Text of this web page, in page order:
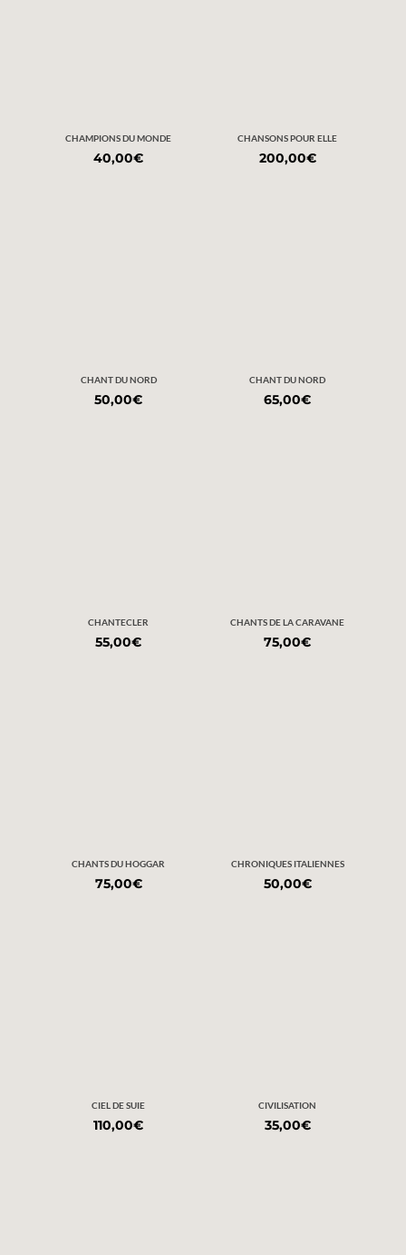
CHAMPIONS DU MONDE
40,00€
CHANSONS POUR ELLE
200,00€
CHANT DU NORD
50,00€
CHANT DU NORD
65,00€
CHANTECLER
55,00€
CHANTS DE LA CARAVANE
75,00€
CHANTS DU HOGGAR
75,00€
CHRONIQUES ITALIENNES
50,00€
CIEL DE SUIE
110,00€
CIVILISATION
35,00€